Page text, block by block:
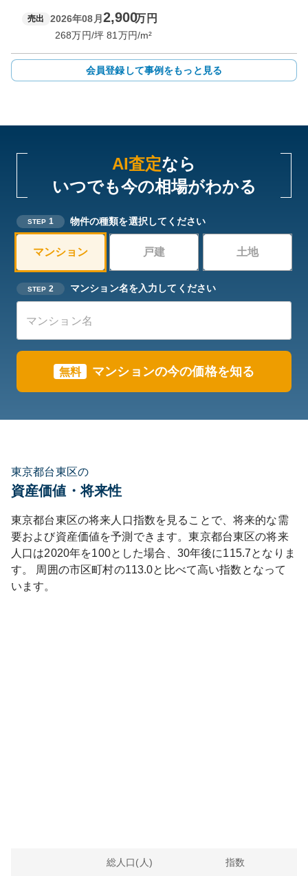
売出 2026年08月 2,900万円
268万円/坪 81 万円/m²
会員登録して事例をもっと見る
AI査定なら
いつでも今の相場がわかる
STEP 1 物件の種類を選択してください
マンション 戸建 土地
STEP 2 マンション名を入力してください
無料 マンションの今の価格を知る
東京都台東区の
資産価値・将来性
東京都台東区の将来人口指数を見ることで、将来的な需
要および資産価値を予測できます。東京都台東区の将来
人口は2020年を100とした場合、30年後に115.7となりま
す。
周囲の市区町村の113.0と比べて高い指数となって
います。
総人口(人) 指数